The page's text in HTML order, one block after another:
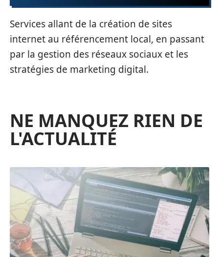
Services allant de la création de sites
internet au référencement local, en passant
par la gestion des réseaux sociaux et les
stratégies de marketing digital.
NE MANQUEZ RIEN DE
L'ACTUALITÉ